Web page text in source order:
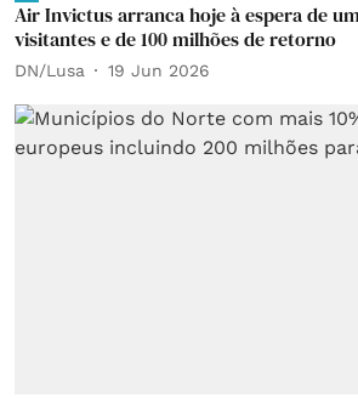
Air Invictus arranca hoje à espera de
visitantes e de 100 milhões de retorno
DN/Lusa 19 Jun 2026